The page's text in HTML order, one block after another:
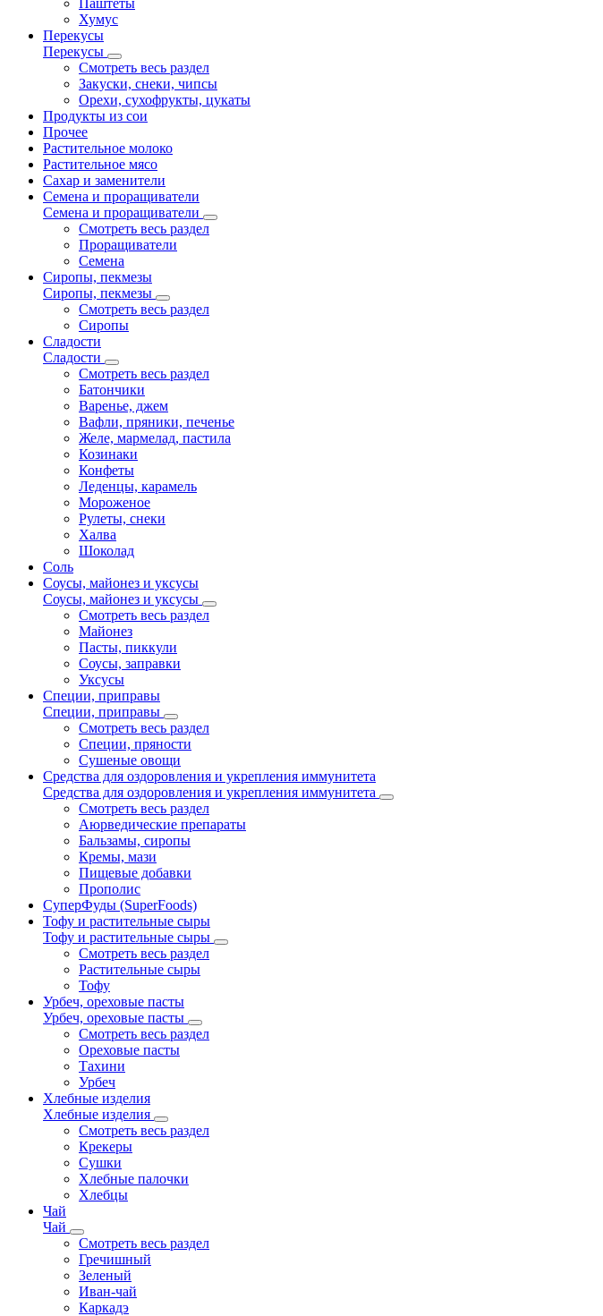
Паштеты
Хумус
Перекусы
Перекусы
Смотреть весь раздел
Закуски, снеки, чипсы
Орехи, сухофрукты, цукаты
Продукты из сои
Прочее
Растительное молоко
Растительное мясо
Сахар и заменители
Семена и проращиватели
Семена и проращиватели
Смотреть весь раздел
Проращиватели
Семена
Сиропы, пекмезы
Сиропы, пекмезы
Смотреть весь раздел
Сиропы
Сладости
Сладости
Смотреть весь раздел
Батончики
Варенье, джем
Вафли, пряники, печенье
Желе, мармелад, пастила
Козинаки
Конфеты
Леденцы, карамель
Мороженое
Рулеты, снеки
Халва
Шоколад
Соль
Соусы, майонез и уксусы
Соусы, майонез и уксусы
Смотреть весь раздел
Майонез
Пасты, пиккули
Соусы, заправки
Уксусы
Специи, приправы
Специи, приправы
Смотреть весь раздел
Специи, пряности
Сушеные овощи
Средства для оздоровления и укрепления иммунитета
Средства для оздоровления и укрепления иммунитета
Смотреть весь раздел
Аюрведические препараты
Бальзамы, сиропы
Кремы, мази
Пищевые добавки
Прополис
СуперФуды (SuperFoods)
Тофу и растительные сыры
Тофу и растительные сыры
Смотреть весь раздел
Растительные сыры
Тофу
Урбеч, ореховые пасты
Урбеч, ореховые пасты
Смотреть весь раздел
Ореховые пасты
Тахини
Урбеч
Хлебные изделия
Хлебные изделия
Смотреть весь раздел
Крекеры
Сушки
Хлебные палочки
Хлебцы
Чай
Чай
Смотреть весь раздел
Гречишный
Зеленый
Иван-чай
Каркадэ